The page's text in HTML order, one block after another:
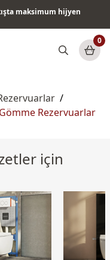
maksimum hijyen
0
/
Rezervuarlar
için